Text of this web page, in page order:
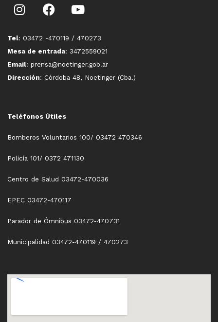
Tel: 03472 -470119 / 470273
Mesa de entrada: 3472559021
Email: prensa@noetinger.gob.ar
Dirección: Córdoba 48, Noetinger (Cba.)
Teléfonos Útiles
Bomberos Voluntarios 100/ 03472 470346
Policía 101/ 0372 471130
Centro de Salud 03472-470036
EPEC 03472-470117
Parador de Ómnibus 03472-470731
Municipalidad 03472-470119 / 470273